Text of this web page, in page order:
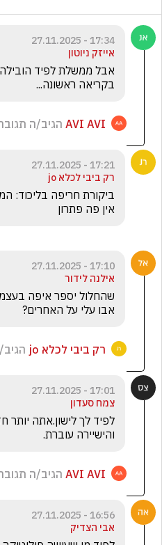
17:34 - 27.11.2025
אייזק ניוטון
בקריאה ראשונה...
AVI AVI הגיב/ה
17:21 - 27.11.2025
רק ביבי לכלא jo
אין פה פתרון
17:10 - 27.11.2025
אילנה לידור
אבו עלי על האחרים?
רק ביבי לכלא jo
17:01 - 27.11.2025
צמח סעדון
והישיירה עוברת.
AVI AVI הגיב/ה
16:56 - 27.11.2025
אבי הצדיק